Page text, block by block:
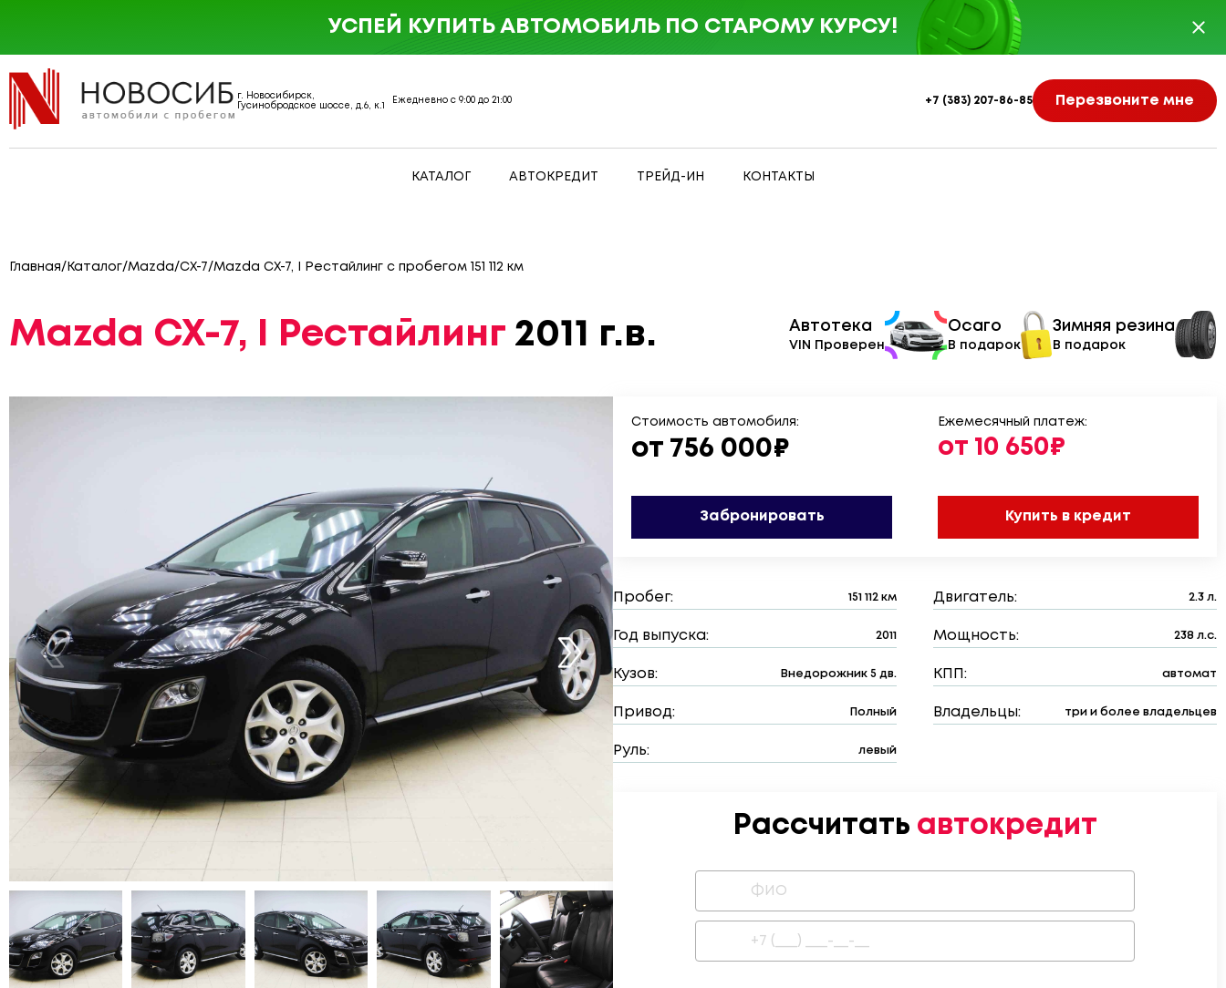
г. Новосибирск,
Гусинобродское шоссе, д.6, к.1
Ежедневно с 9:00 до 21:00 +7 (383) 207-86-85 Перезвоните мне
КАТАЛОГ АВТОКРЕДИТ ТРЕЙД-ИН КОНТАКТЫ
УСПЕЙ КУПИТЬ АВТОМОБИЛЬ ПО СТАРОМУ КУРСУ!
Главная/ Каталог/Mazda/CX-7/Mazda CX-7, I Рестайлинг с пробегом 151 112 км
Mazda CX-7, I Рестайлинг 2011 г.в. Автотека
VIN Проверен
Осаго
В подарок
Зимняя резина
В подарок
Стоимость автомобиля:
от 756 000₽
Забронировать
Ежемесячный платеж:
от 10 650₽
Купить в кредит
Пробег: 151 112 км Двигатель: 2.3 л.
Год выпуска: 2011 Мощность: 238 л.с.
Кузов: Внедорожник 5 дв. КПП: автомат
Привод: Полный Владельцы: три и более владельцев
Руль: левый
Рассчитать автокредит